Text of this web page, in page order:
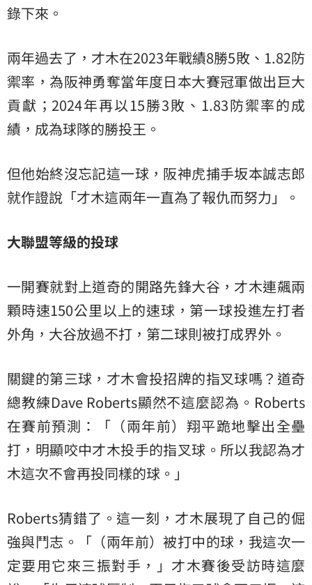
錄下來。
兩年過去了，才木在2023年戰績8勝5敗、1.82防
禦率，為阪神勇奪當年度日本大賽冠軍做出巨大
貢獻；2024年再以15勝3敗、1.83防禦率的成
績，成為球隊的勝投王。
但他始終沒忘記這一球，阪神虎捕手坂本誠志郎
就作證說「才木這兩年一直為了報仇而努力」。
大聯盟等級的投球
一開賽就對上道奇的開路先鋒大谷，才木連飆兩
顆時速150公里以上的速球，第一球投進左打者
外角，大谷放過不打，第二球則被打成界外。
關鍵的第三球，才木會投招牌的指叉球嗎？道奇
總教練Dave Roberts顯然不這麼認為。Roberts
在賽前預測：「（兩年前）翔平跪地擊出全壘
打，明顯咬中才木投手的指叉球。所以我認為才
木這次不會再投同樣的球。」
Roberts猜錯了。這一刻，才木展現了自己的倔
強與鬥志。「（兩年前）被打中的球，我這次一
定要用它來三振對手，」才木賽後受訪時這麼